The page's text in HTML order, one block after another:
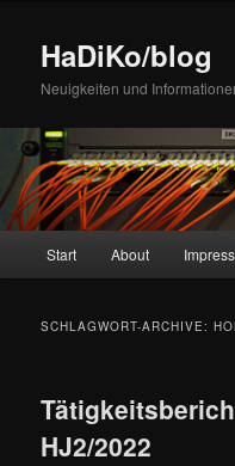
wechseln
wechseln
HaDiKo/blog
Neuigkeiten und
Start About
SCHLAGWORT-ARCHIVE:
HJ2/2022